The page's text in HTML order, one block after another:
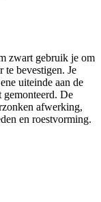
zwart gebruik je om
te bevestigen. Je
uiteinde aan de
gemonteerd. De
afwerking,
en roestvorming.